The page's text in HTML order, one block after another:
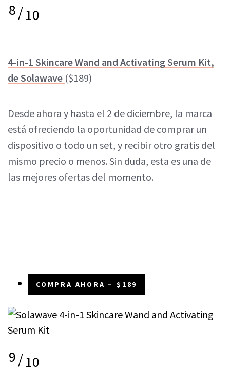
8/10
4-in-1 Skincare Wand and Activating Serum Kit,
de Solawave ($189)
Desde ahora y hasta el 2 de diciembre, la marca
está ofreciendo la oportunidad de comprar un
dispositivo o todo un set, y recibir otro gratis del
mismo precio o menos. Sin duda, esta es una de
las mejores ofertas del momento.
COMPRA AHORA – $189
9/10